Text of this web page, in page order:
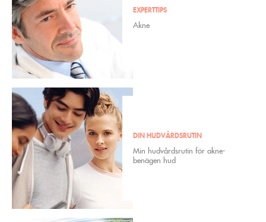
EXPERTTIPS
Akne
DIN HUDVÅRDSRUTIN
Min hudvårdsrutin för akne-
benägen hud